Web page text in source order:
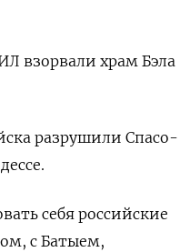
взорвали храм Бэла
разрушили Спасо-
себя российские
с Батыем,